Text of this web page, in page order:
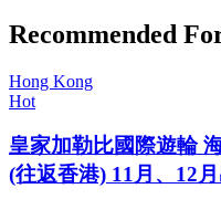
Recommended
Hong Kong
Hot
皇家加勒比國際遊輪
(往返香港) 11月、12